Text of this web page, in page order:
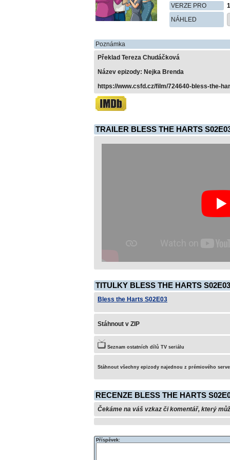
VERZE PRO
NÁHLED
Poznámka
Překlad Tereza Chudáčková
Název epizody: Nejka Brenda
https://www.csfd.cz/film/724640-bless-the-
TRAILER BLESS THE HARTS
TITULKY BLESS THE HARTS S02E03
Bless the Harts S02E03
Stáhnout v ZIP
Seznam ostatních dílů TV seriálu
Stáhnout všechny epizody najednou z prémiového
RECENZE BLESS THE HARTS
Čekáme na váš vzkaz či komentář, který
Příspěvek: